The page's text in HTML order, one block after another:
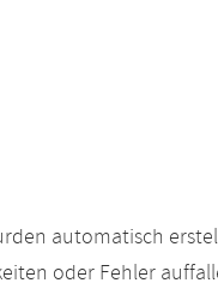
automatisch
oder Fehler